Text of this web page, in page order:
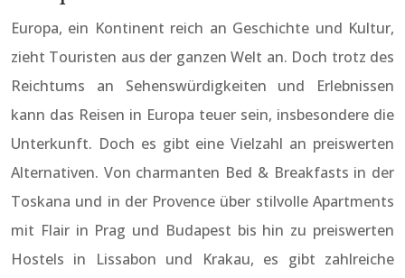
Europa, ein Kontinent reich an Geschichte und Kultur,
zieht Touristen aus der ganzen Welt an. Doch trotz des
Reichtums an Sehenswürdigkeiten und Erlebnissen
kann das Reisen in Europa teuer sein, insbesondere die
Unterkunft. Doch es gibt eine Vielzahl an preiswerten
Alternativen. Von charmanten Bed & Breakfasts in der
Toskana und in der Provence über stilvolle Apartments
mit Flair in Prag und Budapest bis hin zu preiswerten
Hostels in Lissabon und Krakau, es gibt zahlreiche